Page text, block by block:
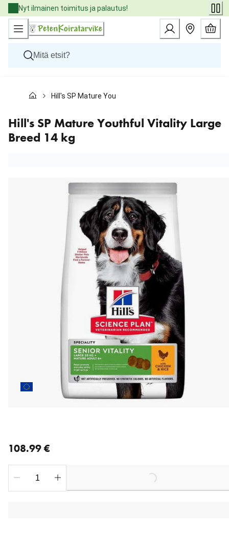
Skip
to
Content
Nyt ilmainen toimitus ja palautus!
Kissat
Eläinlääkäriruoat
Tuotemerkit
Uutuudet
Hill's SP Mature Youthful Vitality Large Breed 14 kg
Hill's SP Mature Youthful Vitality Large
Breed 14 kg
108.99 €
Loading...